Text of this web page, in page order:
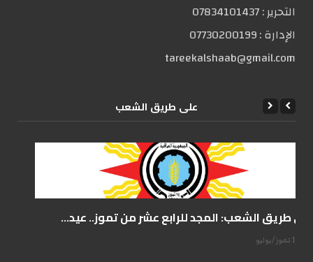
التحریر :07834101437
الإدارة :07730200199
tareekalshaab@gmail.com
علی طریق الشعب
على طريق الشعب: المجد للرابع عشر من تموز.. عيد...
14 تموز/يوليو